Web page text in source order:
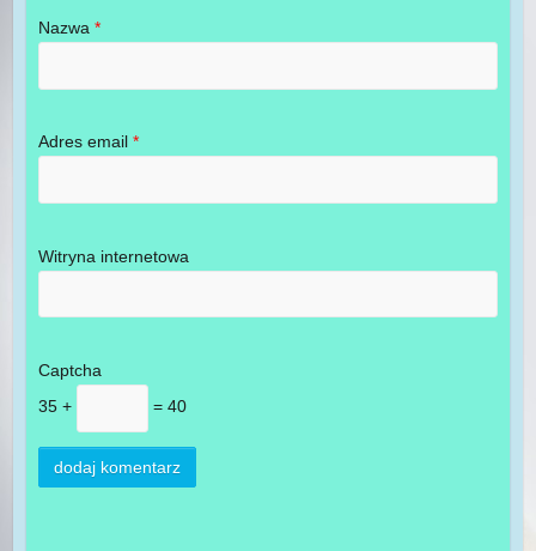
Nazwa *
Adres email *
Witryna internetowa
Captcha
35 +
= 40